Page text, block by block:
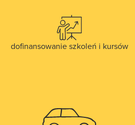
dofinansowanie szkoleń i kursów